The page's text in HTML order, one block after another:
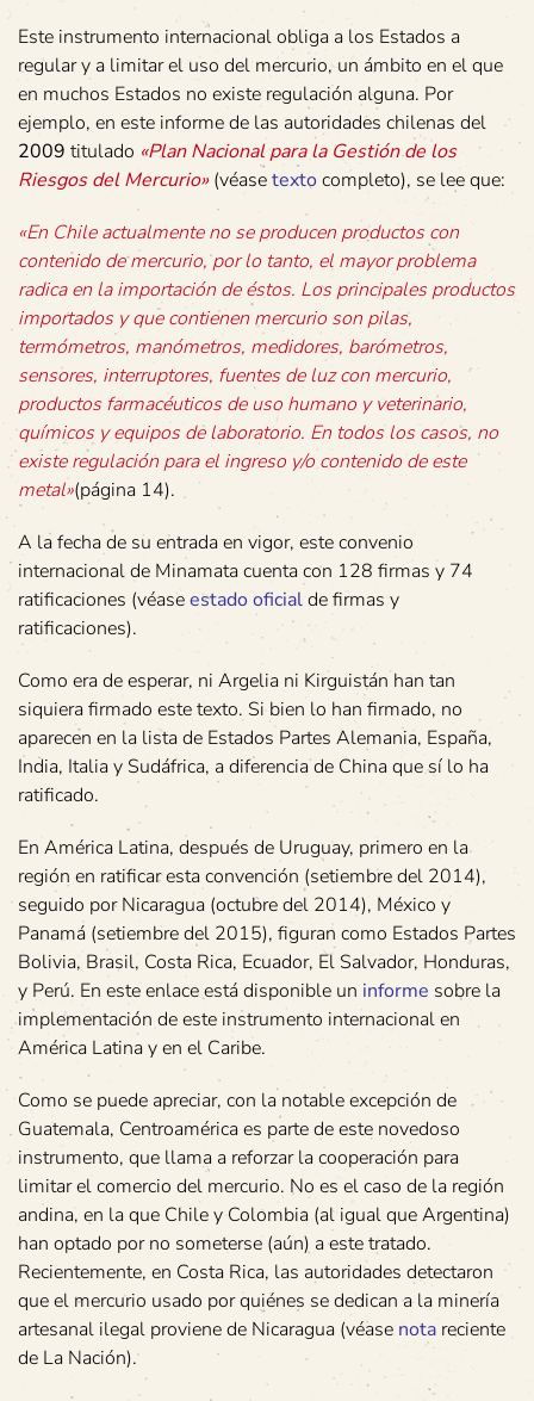
Este instrumento internacional obliga a los Estados a
regular y a limitar el uso del mercurio, un ámbito en el que
en muchos Estados no existe regulación alguna. Por
ejemplo, en este informe de las autoridades chilenas del
2009 titulado «Plan Nacional para la Gestión de los
Riesgos del Mercurio»(véasetexto completo), se lee que:
«En Chile actualmente no se producen productos con
contenido de mercurio, por lo tanto, el mayor problema
radica en la importación de éstos. Los principales productos
importados y que contienen mercurio son pilas,
termómetros, manómetros, medidores, barómetros,
sensores, interruptores, fuentes de luz con mercurio,
productos farmacéuticos de uso humano y veterinario,
químicos y equipos de laboratorio. En todos los casos, no
existe regulación para el ingreso y/o contenido de este
metal»(página 14).
A la fecha de su entrada en vigor, este convenio
internacional de Minamata cuenta con 128 firmas y 74
ratificaciones (véaseestado oficialde firmas y
ratificaciones).
Como era de esperar, ni Argelia ni Kirguistán han tan
siquiera firmado este texto. Si bien lo han firmado, no
aparecen en la lista de Estados Partes Alemania, España,
India, Italia y Sudáfrica, a diferencia de China que sí lo ha
ratificado.
En América Latina, después de Uruguay, primero en la
región en ratificar esta convención (setiembre del 2014),
seguido por Nicaragua (octubre del 2014), México y
Panamá (setiembre del 2015), figuran como Estados Partes
Bolivia, Brasil, Costa Rica, Ecuador, El Salvador, Honduras,
y Perú. En este enlace está disponible un informe sobre la
implementación de este instrumento internacional en
América Latina y en el Caribe.
Como se puede apreciar, con la notable excepción de
Guatemala, Centroamérica es parte de este novedoso
instrumento, que llama a reforzar la cooperación para
limitar el comercio del mercurio. No es el caso de la región
andina, en la que Chile y Colombia (al igual que Argentina)
han optado por no someterse (aún) a este tratado.
Recientemente, en Costa Rica, las autoridades detectaron
que el mercurio usado por quiénes se dedican a la minería
artesanal ilegal proviene de Nicaragua (véase nota reciente
de La Nación).